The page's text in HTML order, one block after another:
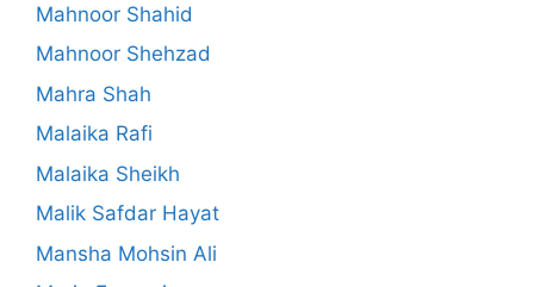
Mahnoor Shahid
Mahnoor Shehzad
Mahra Shah
Malaika Rafi
Malaika Sheikh
Malik Safdar Hayat
Mansha Mohsin Ali